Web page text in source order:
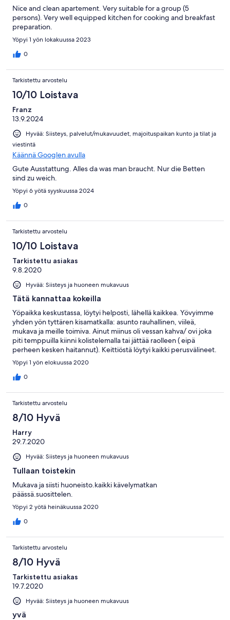
Nice and clean apartement. Very suitable for a group (5
persons). Very well equipped kitchen for cooking and breakfast
preparation.
Yöpyi 1 yön lokakuussa 2023
0
Tarkistettu arvostelu
10/10 Loistava
Franz
13.9.2024
Hyvää: Siisteys, palvelut/mukavuudet, majoituspaikan kunto ja tilat ja
viestintä
Käännä Googlen avulla
Gute Ausstattung. Alles da was man braucht. Nur die Betten
sind zu weich.
Yöpyi 6 yötä syyskuussa 2024
0
Tarkistettu arvostelu
10/10 Loistava
Tarkistettu asiakas
9.8.2020
Hyvää: Siisteys ja huoneen mukavuus
Tätä kannattaa kokeilla
Yöpaikka keskustassa, löytyi helposti, lähellä kaikkea. Yövyimme
yhden yön tyttären kisamatkalla: asunto rauhallinen, viileä,
mukava ja meille toimiva. Ainut miinus oli vessan kahva/ ovi joka
piti temppuilla kiinni kolistelemalla tai jättää raolleen ( eipä
perheen kesken haitannut). Keittiöstä löytyi kaikki perusvälineet.
Myö tykättiin omasta rauhasta.
Yöpyi 1 yön elokuussa 2020
0
Tarkistettu arvostelu
8/10 Hyvä
Harry
29.7.2020
Hyvää: Siisteys ja huoneen mukavuus
Tullaan toistekin
Mukava ja siisti huoneisto.kaikki kävelymatkan
päässä.suosittelen.
Yöpyi 2 yötä heinäkuussa 2020
0
Tarkistettu arvostelu
8/10 Hyvä
Tarkistettu asiakas
19.7.2020
Hyvää: Siisteys ja huoneen mukavuus
yvä